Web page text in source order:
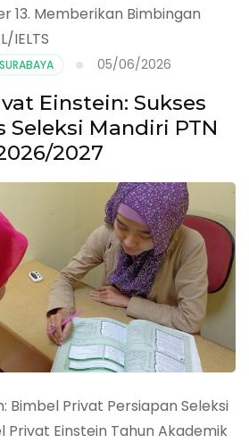
13. Memberikan Bimbingan
IELTS
05/06/2026
Einstein: Sukses
Seleksi Mandiri PTN
2027
Bimbel Privat Persiapan Seleksi
Privat Einstein Tahun Akademik